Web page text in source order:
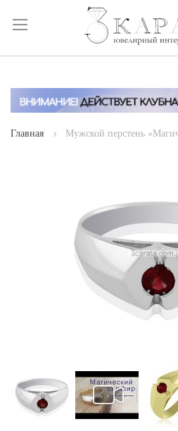
Skip
Content
Главная Мужской перстень